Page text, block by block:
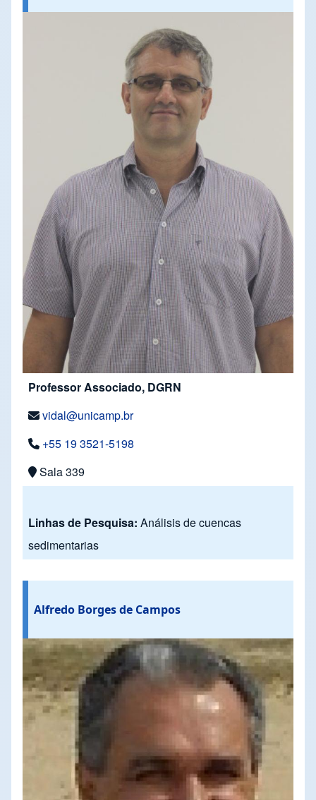
Professor Associado, DGRN
vidal@unicamp.br
+55 19 3521-5198
Sala 339
Linhas de Pesquisa: Análisis de cuencas
sedimentarias
Alfredo Borges de Campos